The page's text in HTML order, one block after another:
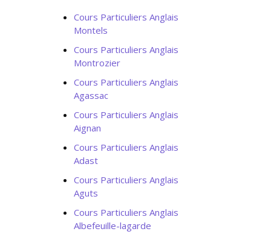
Cours Particuliers Anglais
Montels
Cours Particuliers Anglais
Montrozier
Cours Particuliers Anglais
Agassac
Cours Particuliers Anglais
Aignan
Cours Particuliers Anglais
Adast
Cours Particuliers Anglais
Aguts
Cours Particuliers Anglais
Albefeuille-lagarde